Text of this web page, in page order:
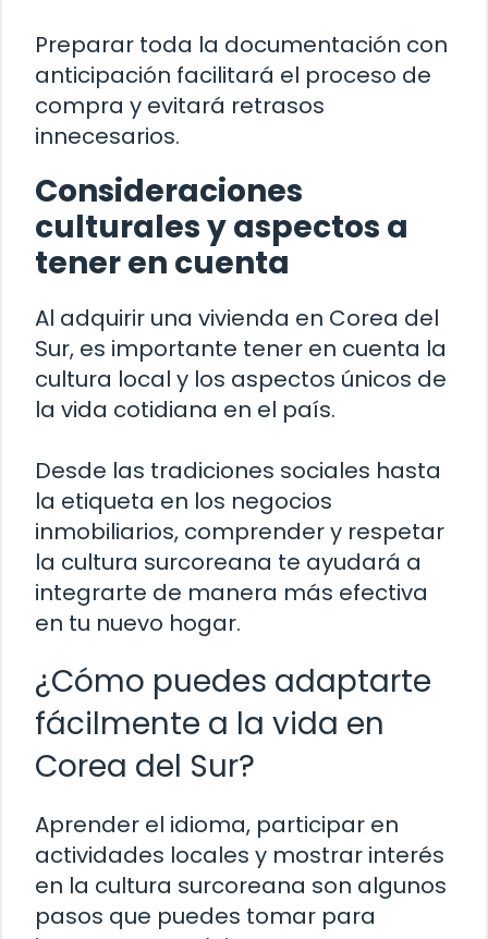
Preparar toda la documentación con
anticipación facilitará el proceso de
compra y evitará retrasos
innecesarios.
Consideraciones
culturales y aspectos a
tener en cuenta
Al adquirir una vivienda en Corea del
Sur, es importante tener en cuenta la
cultura local y los aspectos únicos de
la vida cotidiana en el país.
Desde las tradiciones sociales hasta
la etiqueta en los negocios
inmobiliarios, comprender y respetar
la cultura surcoreana te ayudará a
integrarte de manera más efectiva
en tu nuevo hogar.
¿Cómo puedes adaptarte
fácilmente a la vida en
Corea del Sur?
Aprender el idioma, participar en
actividades locales y mostrar interés
en la cultura surcoreana son algunos
pasos que puedes tomar para